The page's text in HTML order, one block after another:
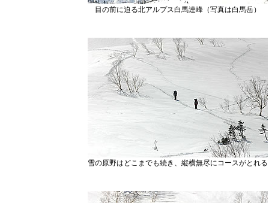
目の前に迫る北アルプス白馬連峰（写真は白馬岳）
雪の原野はどこまでも続き、縦横無尽にコースがとれる